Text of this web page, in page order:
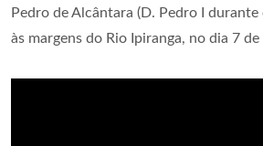
Pedro de Alcântara (D. Pedro I durante
às margens do Rio Ipiranga, no dia 7